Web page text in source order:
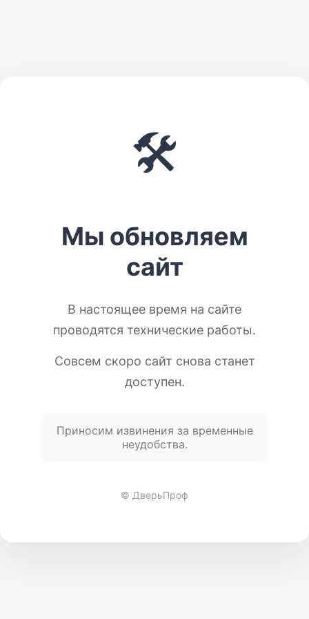
🛠️
Мы обновляем
сайт
В настоящее время на сайте
проводятся технические работы.
Совсем скоро сайт снова станет
доступен.
Приносим извинения за временные
неудобства.
© ДверьПроф